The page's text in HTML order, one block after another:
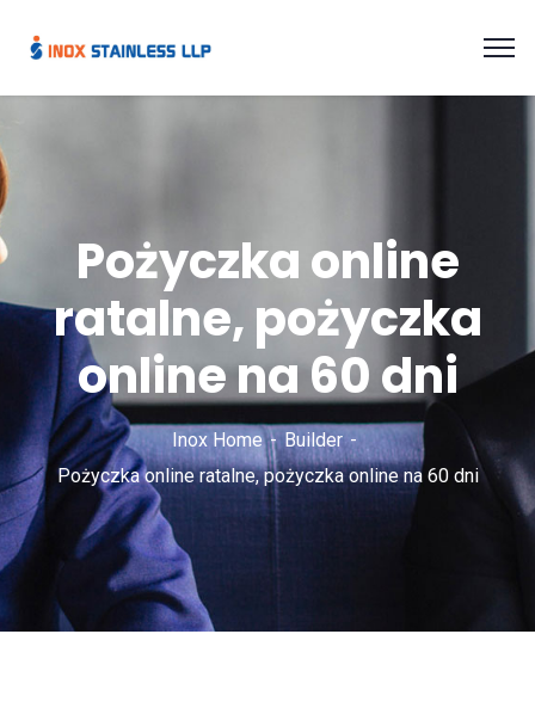
Pożyczka online
ratalne, pożyczka
online na 60 dni
Inox Home
Builder
Pożyczka online ratalne, pożyczka online na 60 dni